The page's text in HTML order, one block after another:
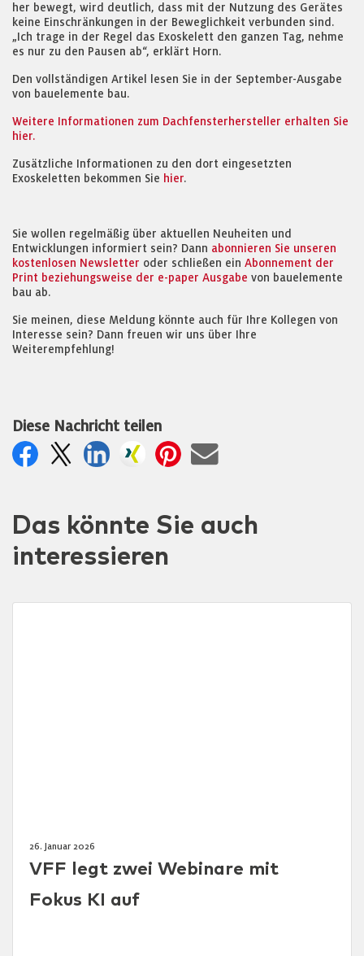
her bewegt, wird deutlich, dass mit der Nutzung des Gerätes
keine Einschränkungen in der Beweglichkeit verbunden sind.
„Ich trage in der Regel das Exoskelett den ganzen Tag, nehme
es nur zu den Pausen ab“, erklärt Horn.
Den vollständigen Artikel lesen Sie in der September-Ausgabe
von bauelemente bau.
Weitere Informationen zum Dachfensterhersteller erhalten Sie
hier.
Zusätzliche Informationen zu den dort eingesetzten
Exoskeletten bekommen Sie hier.
Sie wollen regelmäßig über aktuellen Neuheiten und
Entwicklungen informiert sein? Dann abonnieren Sie unseren
kostenlosen Newsletter oder schließen ein Abonnement der
Print beziehungsweise der e-paper Ausgabe von bauelemente
bau ab.
Sie meinen, diese Meldung könnte auch für Ihre Kollegen von
Interesse sein? Dann freuen wir uns über Ihre
Weiterempfehlung!
Diese Nachricht teilen
Das könnte Sie auch
interessieren
26. Januar 2026
VFF legt zwei Webinare mit
Fokus KI auf